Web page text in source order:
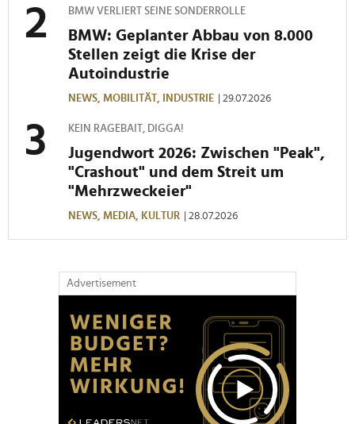
BMW VERLIERT SEINE SONDERROLLE
BMW: Geplanter Abbau von 8.000
Stellen zeigt die Krise der
Autoindustrie
NEWS, MOBILITÄT, INDUSTRIE | 29.07.2026
KEIN RAGEBAIT, DIGGA!
Jugendwort 2026: Zwischen "Peak",
"Crashout" und dem Streit um
"Mehrzweckeier"
NEWS, MEDIA, KULTUR | 28.07.2026
Advertisement